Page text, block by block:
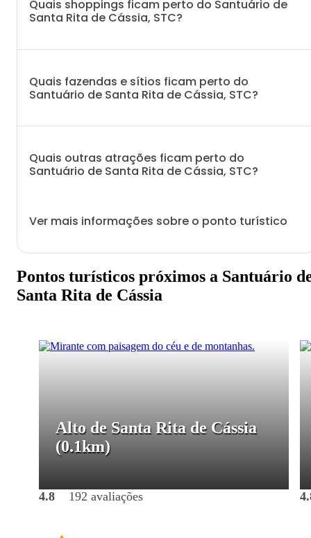
Quais shoppings ficam perto do Santuário de
Santa Rita de Cássia, STC?
Quais fazendas e sítios ficam perto do
Santuário de Santa Rita de Cássia, STC?
Quais outras atrações ficam perto do
Santuário de Santa Rita de Cássia, STC?
Ver mais informações sobre o ponto turístico
Pontos turísticos próximos a Santuário
Santa Rita de Cássia
Alto de Santa Rita de Cássia
(0.1km)
4.8 192 avaliações